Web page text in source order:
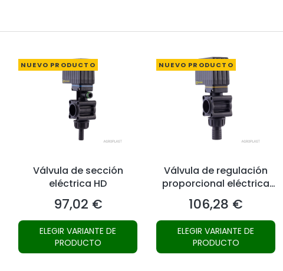
NUEVO PRODUCTO
Válvula de sección
eléctrica HD
Precio
97,02 €
ELEGIR VARIANTE DE
PRODUCTO
NUEVO PRODUCTO
Válvula de regulación
proporcional eléctrica
HD
Precio
106,28 €
ELEGIR VARIANTE DE
PRODUCTO